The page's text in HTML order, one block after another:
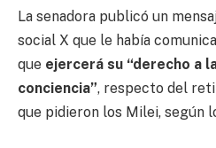
La senadora publicó un
social X que le había
que ejercerá su “derecho a
conciencia”, respecto del
que pidieron los Milei, según